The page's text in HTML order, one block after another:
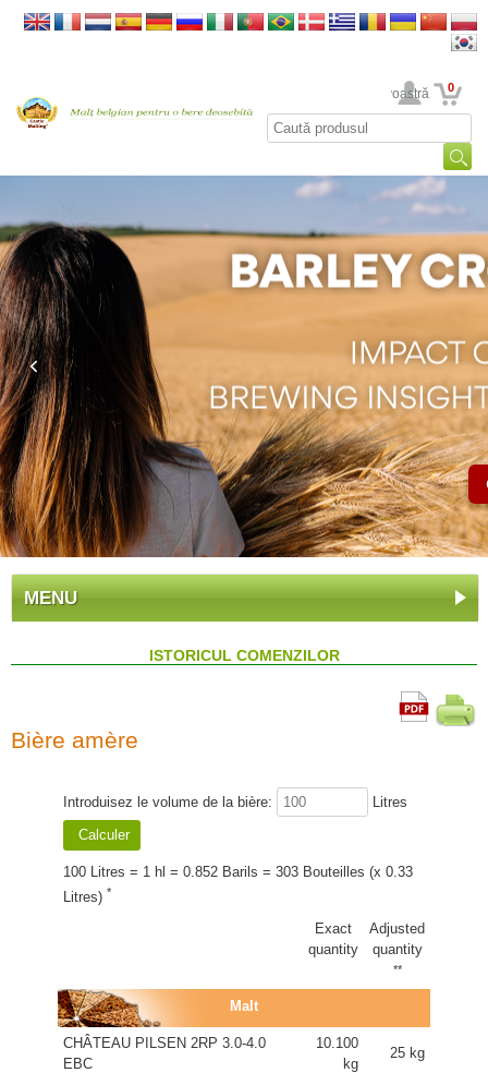
Contul dumneavoastră 0
MENU
ISTORICUL COMENZILOR
Bière amère
Introduisez le volume de la bière: Litres
100 Litres = 1 hl = 0.852 Barils = 303 Bouteilles (x 0.33
Litres) *
Exact
quantity
Adjusted
quantity
**
Malt
CHÂTEAU PILSEN 2RP 3.0-4.0
EBC
10.100
kg
25 kg